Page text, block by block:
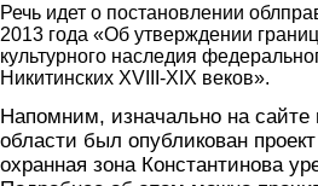
Речь идет о постановлении
2013 года «Об утверждении
культурного наследия
Никитинских XVIII-XIX веков».
Напомним, изначально на сайте
области был опубликован
охранная зона Константинова